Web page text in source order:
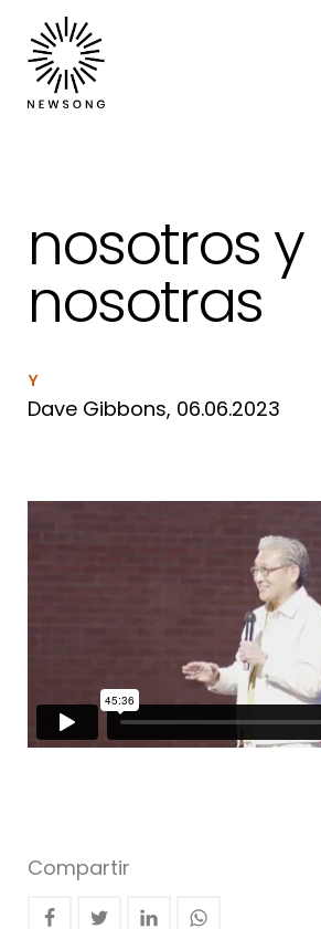
nosotros y
nosotras
Y
Dave Gibbons, 06.06.2023
Compartir